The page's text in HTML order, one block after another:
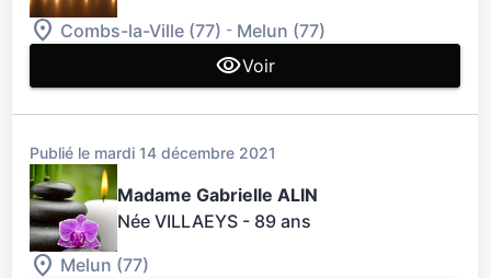
Combs-la-Ville (77) - Melun (77)
Voir
Publié le mardi 14 décembre 2021
Madame Gabrielle ALIN
Née VILLAEYS - 89 ans
Melun (77)